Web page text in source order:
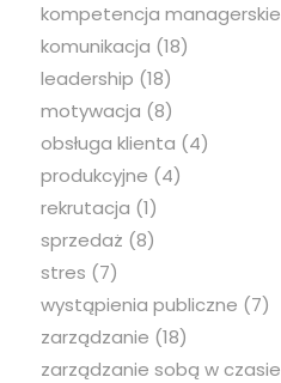
kompetencja managerskie
komunikacja (18)
leadership (18)
motywacja (8)
obsługa klienta (4)
produkcyjne (4)
rekrutacja (1)
sprzedaż (8)
stres (7)
wystąpienia publiczne (7)
zarządzanie (18)
zarządzanie sobą w czasie